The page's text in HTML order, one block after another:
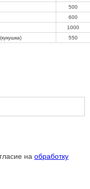
500
600
1000
550
на обработку